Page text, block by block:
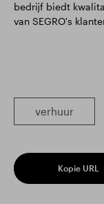
bedrijf biedt
van SEGRO's
verhuur
Kopie URL